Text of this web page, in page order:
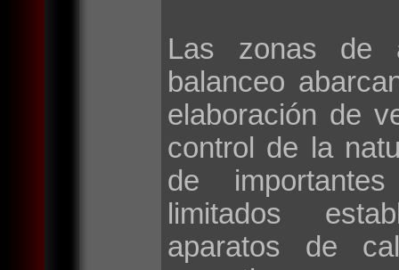
Las zonas de
balanceo
elaboración de
control de la
de
limitados
aparatos de